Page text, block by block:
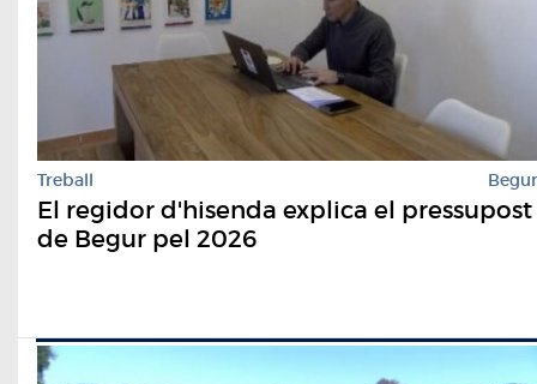
Treball Begur
El regidor d'hisenda explica el pressupost
de Begur pel 2026